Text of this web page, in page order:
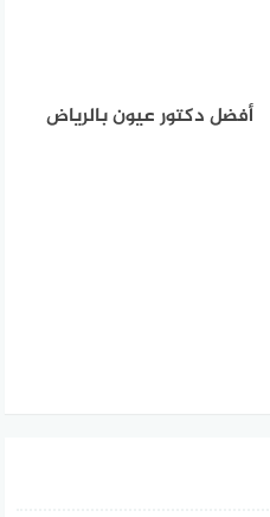
أفضل دكتور عيون بالرياض